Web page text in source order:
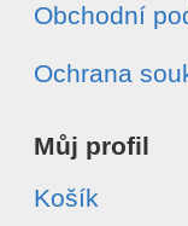
Obchodní
Ochrana
Můj profil
Košík